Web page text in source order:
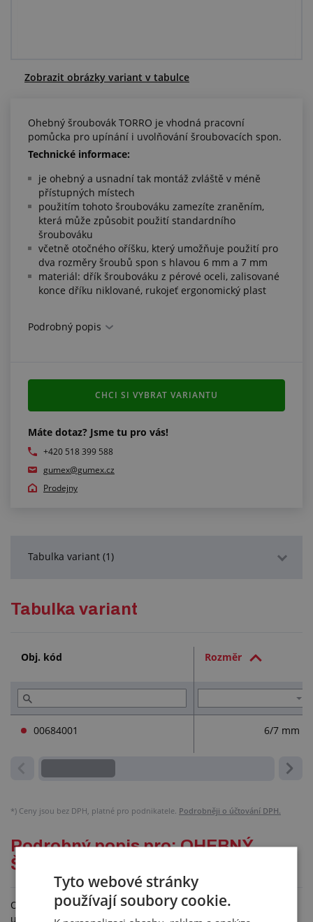
O nás a kariéra
Zobrazit obrázky variant v tabulce
Ohebný šroubovák TORRO je vhodná pracovní
pomůcka pro upínání i uvolňování šroubovacích spon.
Technické informace:
je ohebný a usnadní tak montáž zvláště v méně
přístupných místech
použitím tohoto šroubováku zamezíte zraněním,
která může způsobit použití standardního
šroubováku
včetně otočného oříšku, který umožňuje použití pro
dva rozměry šroubů spon s hlavou 6 mm a 7 mm
materiál: dřík šroubováku z pérové oceli, zalisované
konce dříku niklované, rukojeť ergonomický plast
Další informace:
Podrobný popis
Máte dotaz? Jsme tu pro vás!
+420 518 399 588
gumex@gumex.cz
Prodejny
CHCI SI VYBRAT VARIANTU
Tabulka variant (1)
Tabulka variant
Obj. kód Rozměr
00684001 6/7 mm
*) Ceny jsou bez DPH, platné pro podnikatele. Podrobněji o účtování DPH.
Podrobný popis pro: OHEBNÝ
ŠROUBOVÁK
Ohebný šroubovák TORRO je vhodná pracovní pomůcka pro
upínání i uvolňování šroubovacích spon.
Tyto webové stránky
používají soubory cookie.